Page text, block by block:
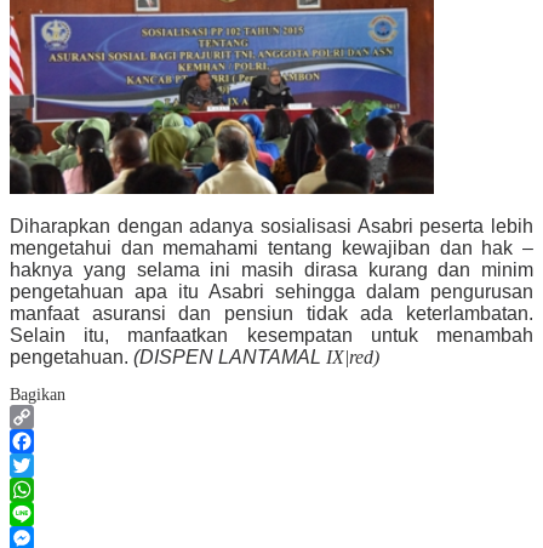
Diharapkan dengan adanya sosialisasi Asabri peserta lebih
mengetahui dan memahami tentang kewajiban dan hak –
haknya yang selama ini masih dirasa kurang dan minim
pengetahuan apa itu Asabri sehingga dalam pengurusan
manfaat asuransi dan pensiun tidak ada keterlambatan.
Selain itu, manfaatkan kesempatan untuk menambah
pengetahuan. (DISPEN LANTAMAL IX|red)
Bagikan
Copy
Link
Facebook
Twitter
WhatsApp
Line